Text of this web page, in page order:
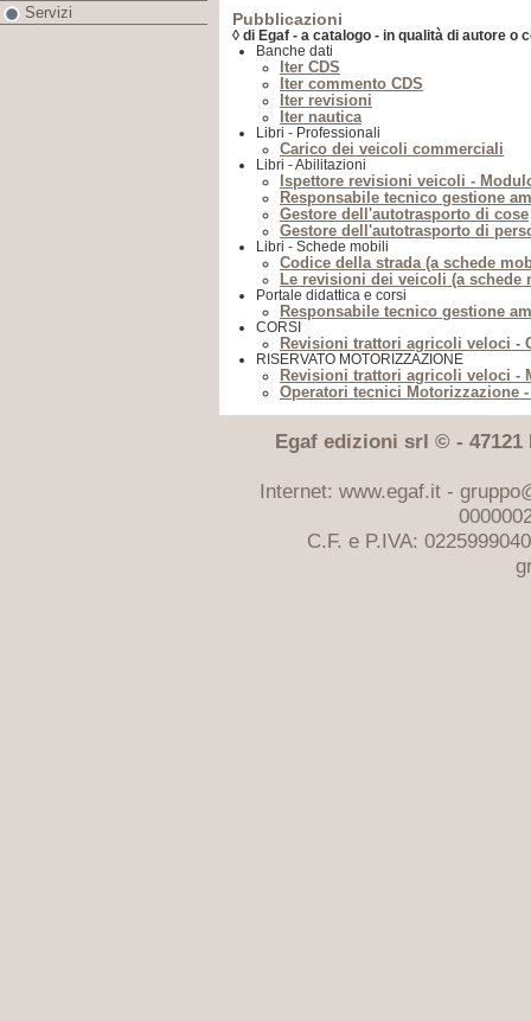
Pubblicazioni
◊ di Egaf - a catalogo - in qualità di autore o
Banche dati
Iter CDS
Iter commento CDS
Iter revisioni
Iter nautica
Libri - Professionali
Carico dei veicoli commerciali
Libri - Abilitazioni
Ispettore revisioni veicoli -
Responsabile tecnico gestione
Gestore dell'autotrasporto di cose
Gestore dell'autotrasporto di
Libri - Schede mobili
Codice della strada (a schede
Le revisioni dei veicoli (a schede
Portale didattica e corsi
Responsabile tecnico gestione
CORSI
Revisioni trattori agricoli veloci -
RISERVATO MOTORIZZAZIONE
Revisioni trattori agricoli veloci -
Operatori tecnici Motorizzazione
Egaf edizioni srl © - 47121
Internet: www.egaf.it -
C.F. e P.IVA:
Servizi